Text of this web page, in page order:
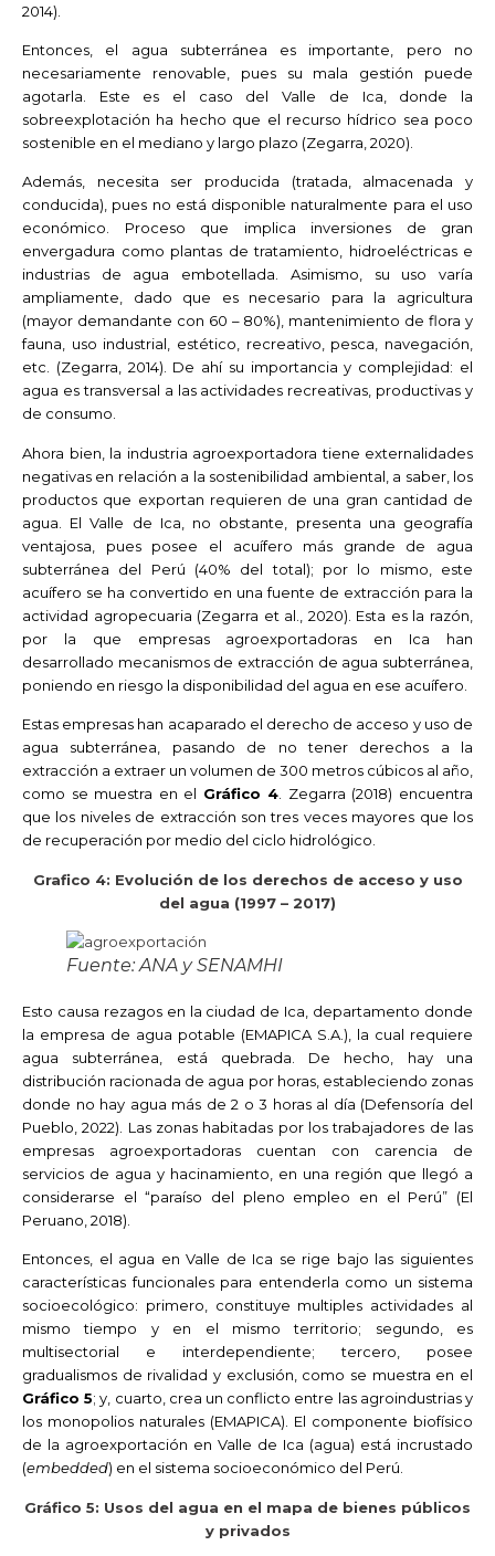
2014).
Entonces, el agua subterránea es importante, pero no
necesariamente renovable, pues su mala gestión puede
agotarla. Este es el caso del Valle de Ica, donde la
sobreexplotación ha hecho que el recurso hídrico sea poco
sostenible en el mediano y largo plazo (Zegarra, 2020).
Además, necesita ser producida (tratada, almacenada y
conducida), pues no está disponible naturalmente para el uso
económico. Proceso que implica inversiones de gran
envergadura como plantas de tratamiento, hidroeléctricas e
industrias de agua embotellada. Asimismo, su uso varía
ampliamente, dado que es necesario para la agricultura
(mayor demandante con 60 – 80%), mantenimiento de flora y
fauna, uso industrial, estético, recreativo, pesca, navegación,
etc. (Zegarra, 2014). De ahí su importancia y complejidad: el
agua es transversal a las actividades recreativas, productivas y
de consumo.
Ahora bien, la industria agroexportadora tiene externalidades
negativas en relación a la sostenibilidad ambiental, a saber, los
productos que exportan requieren de una gran cantidad de
agua. El Valle de Ica, no obstante, presenta una geografía
ventajosa, pues posee el acuífero más grande de agua
subterránea del Perú (40% del total); por lo mismo, este
acuífero se ha convertido en una fuente de extracción para la
actividad agropecuaria (Zegarra et al., 2020). Esta es la razón,
por la que empresas agroexportadoras en Ica han
desarrollado mecanismos de extracción de agua subterránea,
poniendo en riesgo la disponibilidad del agua en ese acuífero.
Estas empresas han acaparado el derecho de acceso y uso de
agua subterránea, pasando de no tener derechos a la
extracción a extraer un volumen de 300 metros cúbicos al año,
como se muestra en el Gráfico 4 . Zegarra (2018) encuentra
que los niveles de extracción son tres veces mayores que los
de recuperación por medio del ciclo hidrológico.
Grafico 4: Evolución de los derechos de acceso y uso
del agua (1997 – 2017)
Fuente: ANA y SENAMHI
Esto causa rezagos en la ciudad de Ica, departamento donde
la empresa de agua potable (EMAPICA S.A.), la cual requiere
agua subterránea, está quebrada. De hecho, hay una
distribución racionada de agua por horas, estableciendo zonas
donde no hay agua más de 2 o 3 horas al día (Defensoría del
Pueblo, 2022). Las zonas habitadas por los trabajadores de las
empresas agroexportadoras cuentan con carencia de
servicios de agua y hacinamiento, en una región que llegó a
considerarse el “paraíso del pleno empleo en el Perú” (El
Peruano, 2018).
Entonces, el agua en Valle de Ica se rige bajo las siguientes
características funcionales para entenderla como un sistema
socioecológico: primero, constituye multiples actividades al
mismo tiempo y en el mismo territorio; segundo, es
multisectorial e interdependiente; tercero, posee
gradualismos de rivalidad y exclusión, como se muestra en el
Gráfico 5; y, cuarto, crea un conflicto entre las agroindustrias y
los monopolios naturales (EMAPICA). El componente biofísico
de la agroexportación en Valle de Ica (agua) está incrustado
(embedded) en el sistema socioeconómico del Perú.
Gráfico 5: Usos del agua en el mapa de bienes públicos
y privados